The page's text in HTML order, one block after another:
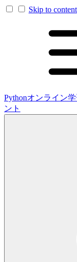
Skip to content
Pythonオンライン
ント